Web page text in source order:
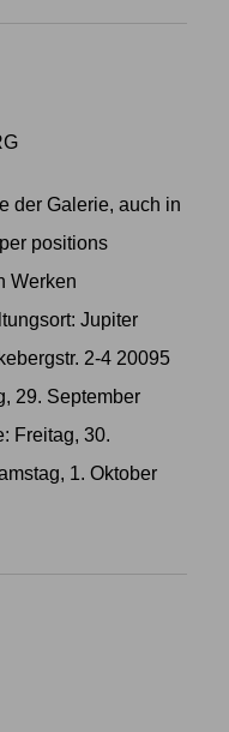
der Galerie, auch in
positions
Werken
Jupiter
2-4 20095
29. September
Freitag, 30.
1. Oktober